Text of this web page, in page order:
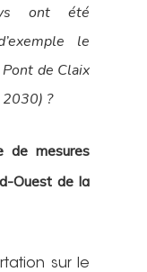
ont été
le
de Claix
?
de mesures
Ouest de la
sur le